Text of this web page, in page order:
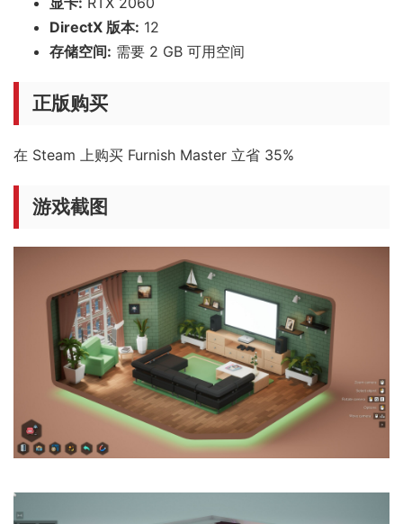
DirectX 版本: 12
存储空间: 需要 2 GB 可用空间
正版购买
在 Steam 上购买 Furnish Master 立省 35%
游戏截图